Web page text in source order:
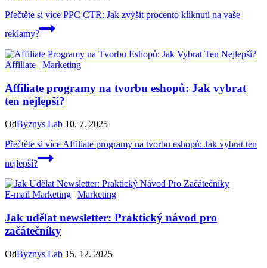
Přečtěte si více PPC CTR: Jak zvýšit procento kliknutí na vaše
reklamy?
Affiliate | Marketing
Affiliate programy na tvorbu eshopů: Jak vybrat
ten nejlepší?
OdByznys Lab 10. 7. 2025
Přečtěte si více Affiliate programy na tvorbu eshopů: Jak vybrat ten
nejlepší?
E-mail Marketing | Marketing
Jak udělat newsletter: Praktický návod pro
začátečníky
OdByznys Lab 15. 12. 2025